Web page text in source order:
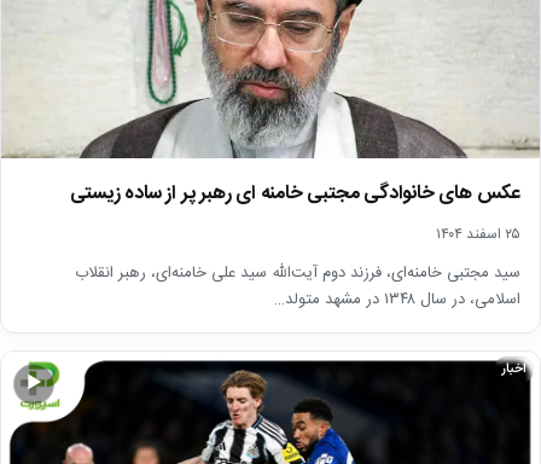
عکس های خانوادگی مجتبی خامنه ای رهبر پر از ساده زیستی
۲۵ اسفند ۱۴۰۴
سید مجتبی خامنه‌ای، فرزند دوم آیت‌الله سید علی خامنه‌ای، رهبر انقلاب
اسلامی، در سال ۱۳۴۸ در مشهد متولد…
▶
اخبار